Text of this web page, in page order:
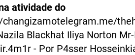
atividade do
Blackhat Iliya Norton
- Por P4sser